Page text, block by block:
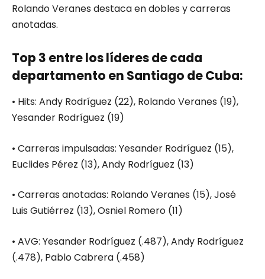
Rolando Veranes destaca en dobles y carreras
anotadas.
Top 3 entre los líderes de cada
departamento en Santiago de Cuba:
• Hits: Andy Rodríguez (22), Rolando Veranes (19),
Yesander Rodríguez (19)
• Carreras impulsadas: Yesander Rodríguez (15),
Euclides Pérez (13), Andy Rodríguez (13)
• Carreras anotadas: Rolando Veranes (15), José
Luis Gutiérrez (13), Osniel Romero (11)
• AVG: Yesander Rodríguez (.487), Andy Rodríguez
(.478), Pablo Cabrera (.458)